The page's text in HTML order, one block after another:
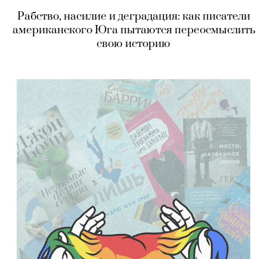
Рабство, насилие и деградация: как писатели
американского Юга пытаются переосмыслить
свою историю